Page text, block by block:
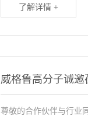
了解详情 +
尊敬的合作伙伴与行业